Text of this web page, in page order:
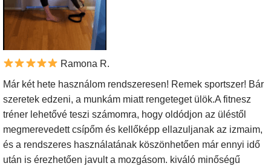
Ramona R.
Már két hete használom rendszeresen! Remek sportszer! Bár
szeretek edzeni, a munkám miatt rengeteget ülök.A fitnesz
tréner lehetővé teszi számomra, hogy oldódjon az üléstől
megmerevedett csípőm és kellőképp ellazuljanak az izmaim,
és a rendszeres használatának köszönhetően már ennyi idő
után is érezhetően javult a mozgásom. kiváló minőségű